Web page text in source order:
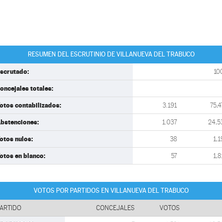
RESUMEN DEL ESCRUTINIO DE VILLANUEVA DEL TRABUCO
totales:
contabilizados: 3.191
1.037
nulos: 38
en blanco: 57
VOTOS POR PARTIDOS EN VILLANUEVA DEL TRABUCO
CONCEJALES VOTOS